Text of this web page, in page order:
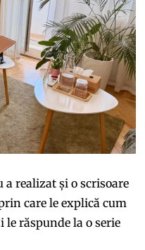
a realizat și o scrisoare
care le explică cum
le răspunde la o serie